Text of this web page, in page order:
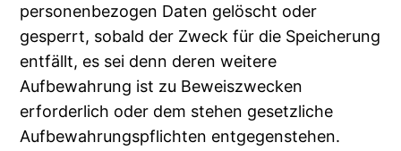
personenbezogen Daten gelöscht oder
gesperrt, sobald der Zweck für die Speicherung
entfällt, es sei denn deren weitere
Aufbewahrung ist zu Beweiszwecken
erforderlich oder dem stehen gesetzliche
Aufbewahrungspflichten entgegenstehen.